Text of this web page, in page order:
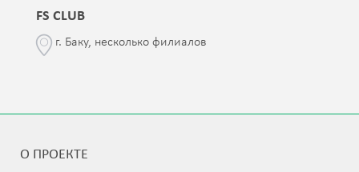
FS CLUB
г. Баку, несколько филиалов
О ПРОЕКТЕ